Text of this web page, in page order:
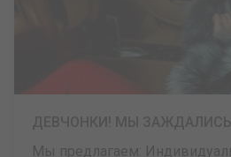
Мы предлагаем: